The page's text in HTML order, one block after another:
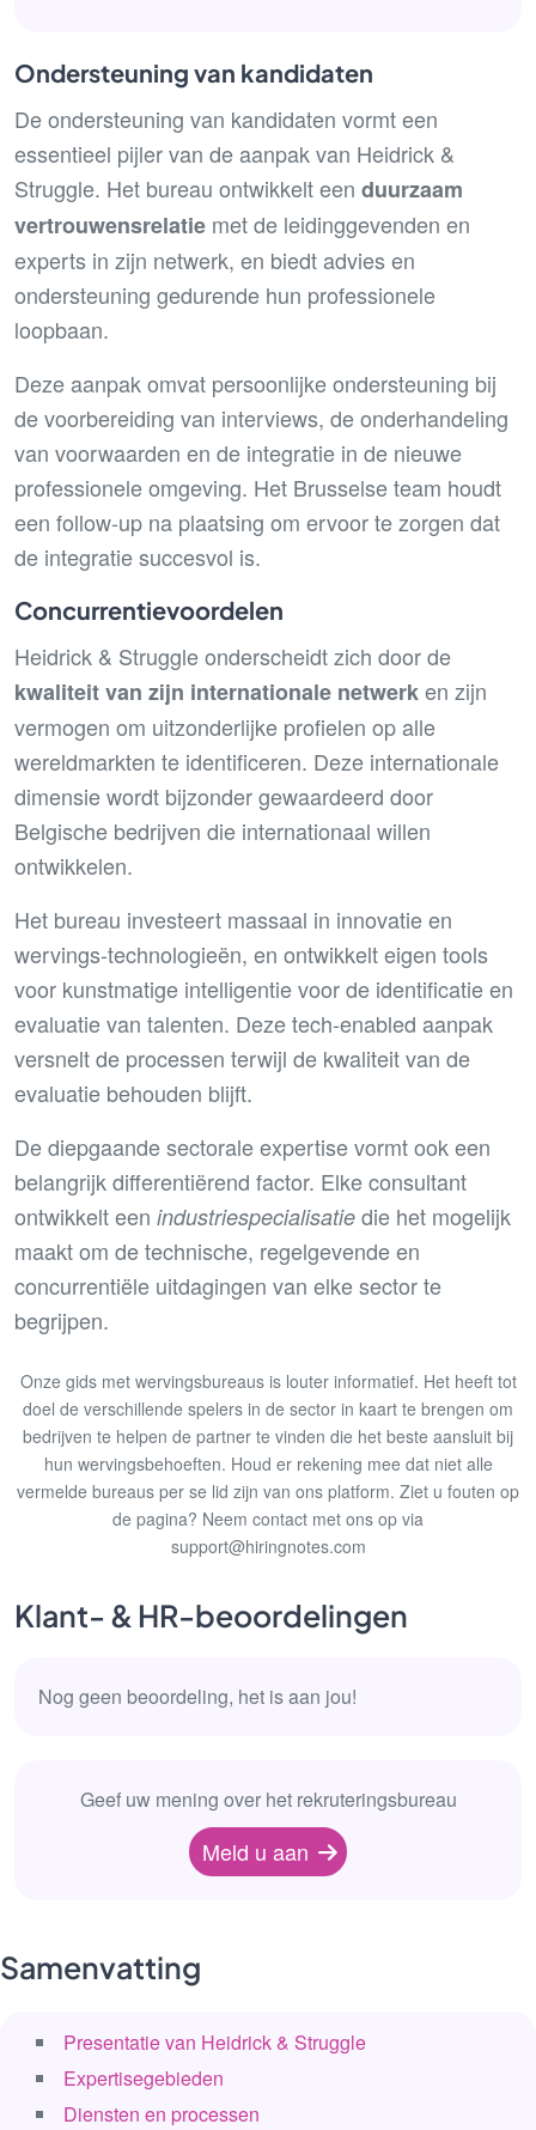
Ondersteuning van kandidaten
De ondersteuning van kandidaten vormt een
essentieel pijler van de aanpak van Heidrick &
Struggle. Het bureau ontwikkelt een duurzaam
vertrouwensrelatie met de leidinggevenden en
experts in zijn netwerk, en biedt advies en
ondersteuning gedurende hun professionele
loopbaan.
Deze aanpak omvat persoonlijke ondersteuning bij
de voorbereiding van interviews, de onderhandeling
van voorwaarden en de integratie in de nieuwe
professionele omgeving. Het Brusselse team houdt
een follow-up na plaatsing om ervoor te zorgen dat
de integratie succesvol is.
Concurrentievoordelen
Heidrick & Struggle onderscheidt zich door de
kwaliteit van zijn internationale netwerken zijn
vermogen om uitzonderlijke profielen op alle
wereldmarkten te identificeren. Deze internationale
dimensie wordt bijzonder gewaardeerd door
Belgische bedrijven die internationaal willen
ontwikkelen.
Het bureau investeert massaal in innovatie en
wervings-technologieën, en ontwikkelt eigen tools
voor kunstmatige intelligentie voor de identificatie en
evaluatie van talenten. Deze tech-enabled aanpak
versnelt de processen terwijl de kwaliteit van de
evaluatie behouden blijft.
De diepgaande sectorale expertise vormt ook een
belangrijk differentiërend factor. Elke consultant
ontwikkelt een industriespecialisatie die het mogelijk
maakt om de technische, regelgevende en
concurrentiële uitdagingen van elke sector te
begrijpen.
Onze gids met wervingsbureaus is louter informatief. Het heeft tot
doel de verschillende spelers in de sector in kaart te brengen om
bedrijven te helpen de partner te vinden die het beste aansluit bij
hun wervingsbehoeften. Houd er rekening mee dat niet alle
vermelde bureaus per se lid zijn van ons platform. Ziet u fouten op
de pagina? Neem contact met ons op via
support@hiringnotes.com
Klant- & HR-beoordelingen
Nog geen beoordeling, het is aan jou!
Geef uw mening over het rekruteringsbureau
Meld u aan
Samenvatting
Presentatie van Heidrick & Struggle
Expertisegebieden
Diensten en processen